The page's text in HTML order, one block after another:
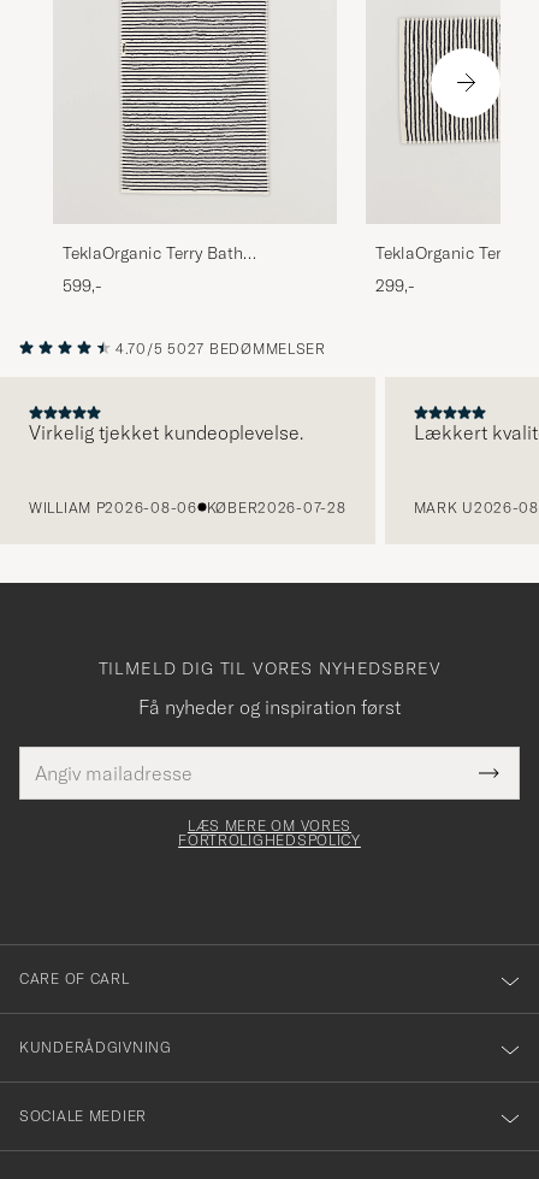
TeklaOrganic Terry Bath
TowelSailor Stripes
599,-
TeklaOrganic Terry
TowelSailor Stripes
299,-
4.70/5 5027 BEDØMMELSER
Virkelig tjekket kundeoplevelse.
WILLIAM P2026-08-06 KØBER2026-07-28
Lækkert
MARK U2026-
TILMELD DIG TIL VORES NYHEDSBREV
Få nyheder og inspiration først
mailadresse
skal
Tack
för
dig
till
vårt
nyhetsbrev!
LÆS MERE OM VORES
FORTROLIGHEDSPOLICY
CARE OF CARL
KUNDERÅDGIVNING
SOCIALE MEDIER